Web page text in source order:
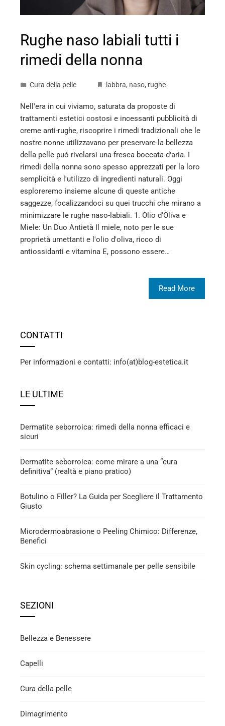
Rughe naso labiali tutti i
rimedi della nonna
Cura della pelle labbra, naso, rughe
Nell'era in cui viviamo, saturata da proposte di
trattamenti estetici costosi e incessanti pubblicità di
creme anti-rughe, riscoprire i rimedi tradizionali che le
nostre nonne utilizzavano per preservare la bellezza
della pelle può rivelarsi una fresca boccata d'aria. I
rimedi della nonna sono spesso apprezzati per la loro
semplicità e l'utilizzo di ingredienti naturali. Oggi
esploreremo insieme alcune di queste antiche
saggezze, focalizzandoci su quei trucchi che mirano a
minimizzare le rughe naso-labiali. 1. Olio d'Oliva e
Miele: Un Duo Antietà Il miele, noto per le sue
proprietà umettanti e l'olio d'oliva, ricco di
antiossidanti e vitamina E, possono essere…
Read More
CONTATTI
Per informazioni e contatti: info(at)blog-estetica.it
LE ULTIME
Dermatite seborroica: rimedi della nonna efficaci e
sicuri
Dermatite seborroica: come mirare a una “cura
definitiva” (realtà e piano pratico)
Botulino o Filler? La Guida per Scegliere il Trattamento
Giusto
Microdermoabrasione o Peeling Chimico: Differenze,
Benefici
Skin cycling: schema settimanale per pelle sensibile
SEZIONI
Bellezza e Benessere
Capelli
Cura della pelle
Dimagrimento